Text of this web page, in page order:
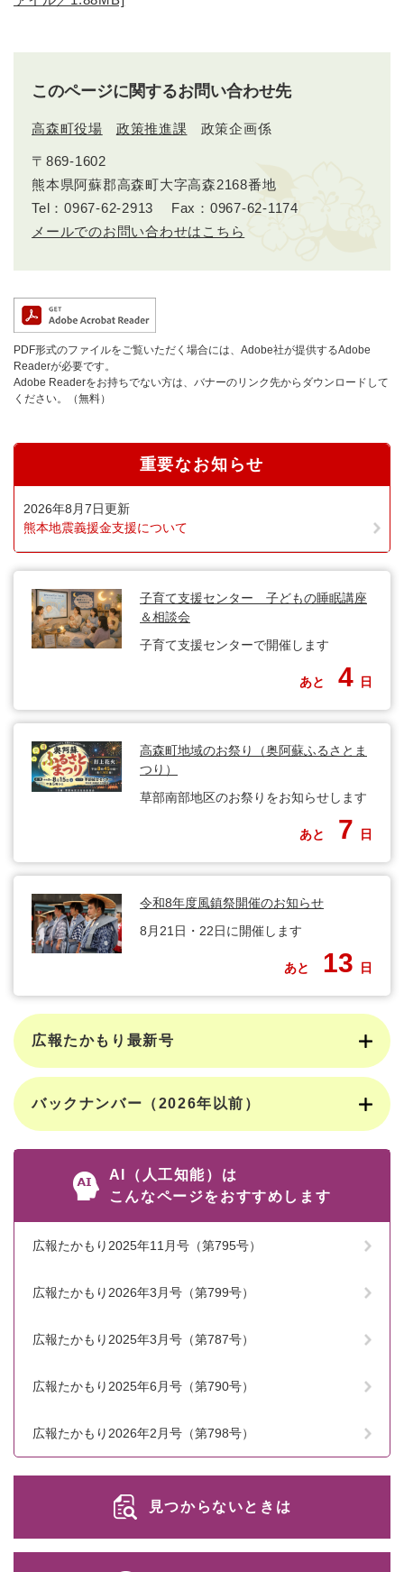
このページに関するお問い合わせ先
高森町役場 政策推進課 政策企画係
〒869-1602
熊本県阿蘇郡高森町大字高森2168番地
Tel：0967-62-2913
Fax：0967-62-1174
メールでのお問い合わせはこちら
PDF形式のファイルをご覧いただく場合には、Adobe社が提供するAdobe
Readerが必要です。
Adobe Readerをお持ちでない方は、バナーのリンク先からダウンロードして
ください。（無料）
重要なお知らせ
2026年8月7日更新
熊本地震義援金支援について
子育て支援センター 子どもの睡眠講座
＆相談会
子育て支援センターで開催します
あと 4 日
高森町地域のお祭り（奥阿蘇ふるさとま
つり）
草部南部地区のお祭りをお知らせします
あと 7 日
令和8年度風鎮祭開催のお知らせ
8月21日・22日に開催します
あと 13 日
広報たかもり最新号
バックナンバー（2026年以前）
AI（人工知能）は
こんなページをおすすめします
広報たかもり2025年11月号（第795号）
広報たかもり2026年3月号（第799号）
広報たかもり2025年3月号（第787号）
広報たかもり2025年6月号（第790号）
広報たかもり2026年2月号（第798号）
見つからないときは